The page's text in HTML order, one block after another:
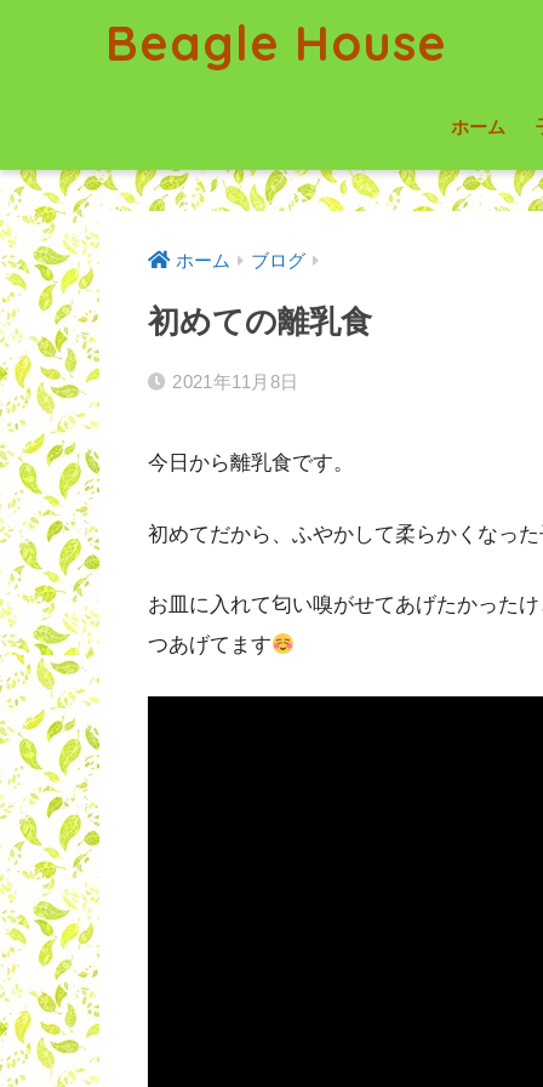
Beagle House
ホーム
ホーム ブログ
初めての離乳食
2021年11月8日
今日から離乳食です。
初めてだから、ふやかして柔らかくなっ
お皿に入れて匂い嗅がせてあげたかった
つあげてます